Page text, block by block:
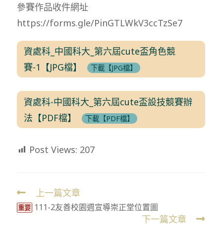
參賽作品收件網址
https://forms.gle/PinGTLWkV3ccTzSe7
資處科_中國科大_第六屆cute盃角色競
賽-1【JPG檔】
下載【JPG檔】
資處科-中國科大_第六屆cute盃設技競賽辦
法【PDF檔】
下載【PDF檔】
Post Views: 207
Read
more
上一篇文章
重要 111-2友善校園週宣導崇正堂位置圖
下一篇文章